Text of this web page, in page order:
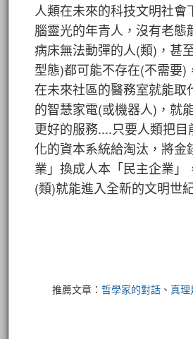
人類在未來的科技文明社會
腦靈光的年青人，沒有老態
病床無法動彈的人(類)，甚
型態)都可能不存在(不需要)
在未來社區的醫務室就能取
的智慧家電(或機器人)，就
更好的服務....只要人類把
化的資本系統給淘汰，將金
業」換成人本「民主企業」
(類)就能進入全新的文明世
推薦文章：哲學家的對話 、真理